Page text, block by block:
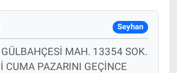
Seyhan
GÜLBAHÇESİ MAH. 13354 SOK.
CUMA PAZARINI GEÇİNCE